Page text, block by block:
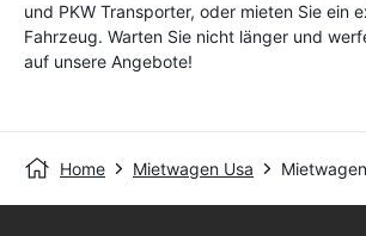
und PKW Transporter, oder mieten Sie ein
Fahrzeug. Warten Sie nicht länger und
auf unsere Angebote!
Home Mietwagen Usa